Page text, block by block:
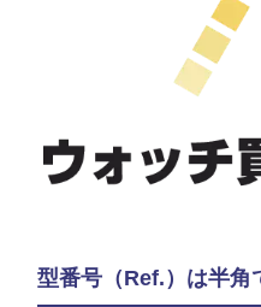
型番号（Ref.）は半角